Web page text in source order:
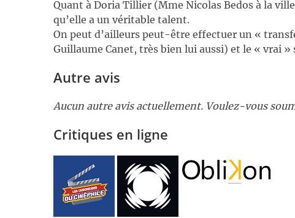
Quant à Doria Tillier (Mme Nicolas Bedos à la
qu’elle a un véritable talent.
On peut d’ailleurs peut-être effectuer un «
Guillaume Canet, très bien lui aussi) et le « vrai »
Autre avis
Aucun autre avis actuellement. Voulez-vous
Critiques en ligne